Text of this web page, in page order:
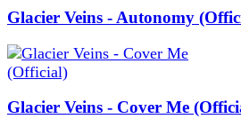
Glacier Veins - Autonomy
Glacier Veins - Cover Me